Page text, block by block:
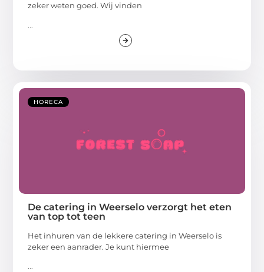
zeker weten goed. Wij vinden
...
HORECA
De catering in Weerselo verzorgt het eten
van top tot teen
Het inhuren van de lekkere catering in Weerselo is
zeker een aanrader. Je kunt hiermee
...